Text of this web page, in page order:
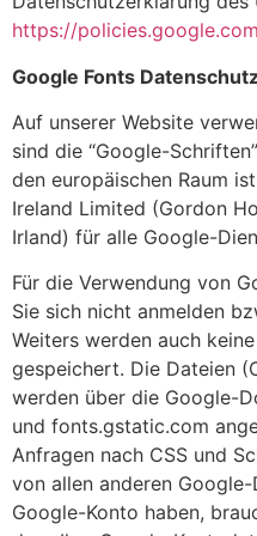
https://
Google Fonts
Auf unserer Website
sind die “Google-
den europäischen Raum
Ireland Limited (Gordon
Irland) für alle Google-
Für die Verwendung von
Sie sich nicht anmelden
Weiters werden auch
gespeichert. Die Dateien
werden über die Google-
und fonts.gstatic.com
Anfragen nach CSS und
von allen anderen Google-
Google-Konto haben,